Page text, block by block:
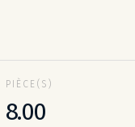
PIÈCE(S)
8.00